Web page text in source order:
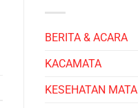
BERITA & ACARA
KACAMATA
KESEHATAN MATA